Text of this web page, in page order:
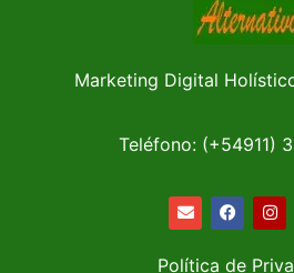
Marketing Digital
Teléfono: (+54911)
Política de